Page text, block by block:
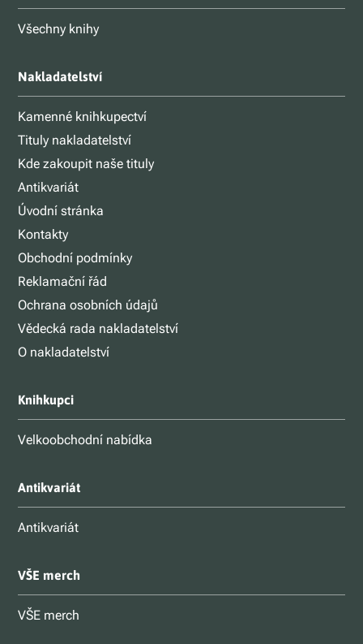
Všechny knihy
Nakladatelství
Kamenné knihkupectví
Tituly nakladatelství
Kde zakoupit naše tituly
Antikvariát
Úvodní stránka
Kontakty
Obchodní podmínky
Reklamační řád
Ochrana osobních údajů
Vědecká rada nakladatelství
O nakladatelství
Knihkupci
Velkoobchodní nabídka
Antikvariát
Antikvariát
VŠE merch
VŠE merch